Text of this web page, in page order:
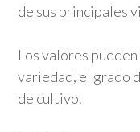
de sus principales
Los valores
variedad, el grado
de cultivo.